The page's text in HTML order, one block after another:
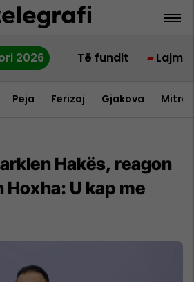
2026 Të fundit Lajme
Peja Ferizaj Gjakova
Hakës, reagon
U kap me